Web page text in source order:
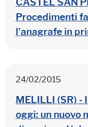
Procedimenti
l'anagrafe in
24/02/2015
MELILLI (SR) -
oggi: un nuovo